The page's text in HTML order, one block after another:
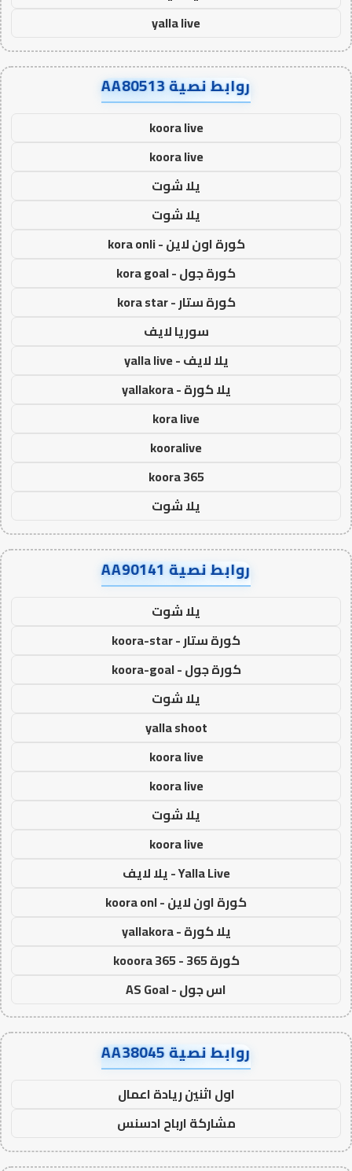
yalla live
روابط نصية AA80513
koora live
koora live
يلا شوت
يلا شوت
كورة اون لاين - kora onli
كورة جول - kora goal
كورة ستار - kora star
سوريا لايف
يلا لايف - yalla live
يلا كورة - yallakora
kora live
kooralive
koora 365
يلا شوت
روابط نصية AA90141
يلا شوت
كورة ستار - koora-star
كورة جول - koora-goal
يلا شوت
yalla shoot
koora live
koora live
يلا شوت
koora live
Yalla Live - يلا لايف
كورة اون لاين - koora onl
يلا كورة - yallakora
كورة 365 - kooora 365
اس جول - AS Goal
روابط نصية AA38045
اول اثنين ريادة اعمال
مشاركة ارباح ادسنس